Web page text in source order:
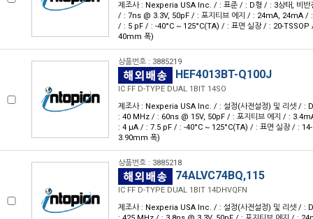
제조사 : Nexperia USA Inc. / : 표준 / : D형 / : 3상태, 비
/ : 7ns @ 3.3V, 50pF / : 포지티브 에지 / : 24mA, 24mA /
/ : 5 pF / : -40°C ~ 125°C(TA) / : 표면 실장 / : 20-
40mm 폭)
상품번호 : 3885219
HEF4013BT-Q100J
IC FF D-TYPE DUAL 1BIT 14SO
제조사 : Nexperia USA Inc. / : 설정(사전설정) 및 리셋 / :
: 40 MHz / : 60ns @ 15V, 50pF / : 포지티브 에지 / :
: 4 μA / : 7.5 pF / : -40°C ~ 125°C(TA) / : 표면 실장 / :
3.90mm 폭)
상품번호 : 3885218
74ALVC74BQ,115
IC FF D-TYPE DUAL 1BIT 14DHVQFN
제조사 : Nexperia USA Inc. / : 설정(사전설정) 및 리셋 / :